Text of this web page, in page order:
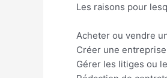
Les raisons pour
Acheter ou vendre
Créer une
Gérer les litiges ou